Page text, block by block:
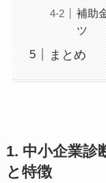
補助
ツ
まとめ
1. 中小企業診
と特徴